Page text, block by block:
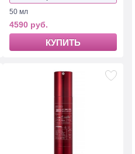
50 мл
4590 руб.
КУПИТЬ